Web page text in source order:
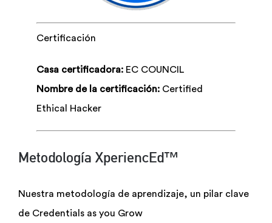
Certificación
Casa certificadora: EC COUNCIL
Nombre de la certificación: Certified
Ethical Hacker
Metodología XperiencEd™
Nuestra metodología de aprendizaje, un pilar clave
de Credentials as you Grow